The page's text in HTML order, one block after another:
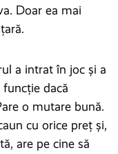
Doar ea mai
a intrat în joc și a
dacă
o mutare bună.
cu orice preț și,
are pe cine să